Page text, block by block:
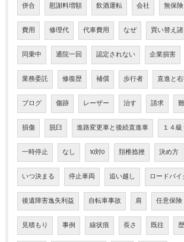
併合 慰謝料増額 飲酒運転 会社 無保険
費用 修理代 代車費用 なぜ 買い替え
同乗中 通院一回 認定されない 企業損害
業務委託 修復歴 補償 歩行者 直進と
ブログ 傷跡 レーザー 治す 請求
損傷 脱臼 進路変更車と後続直進車 １４
一時停止 なし 10対0 頚椎捻挫 決め方
いつ決まる 停止車両 追い越し ロードバイ
後遺障害逸失利益 自転車事故 肩 任意保険
見積もり 事例 線状痕 長さ 既往 歴